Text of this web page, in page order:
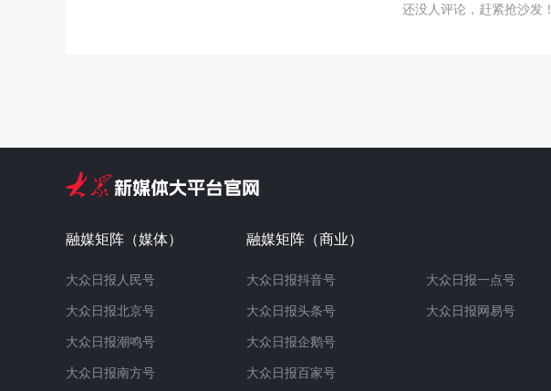
还没人评论，赶紧抢沙发！
融媒矩阵（媒体）
大众日报人民号
大众日报北京号
大众日报潮鸣号
大众日报南方号
融媒矩阵（商业）
大众日报抖音号
大众日报头条号
大众日报企鹅号
大众日报百家号
大众日报一点号
大众日报网易号